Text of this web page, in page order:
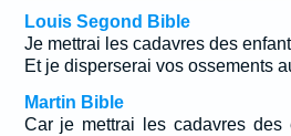
Louis Segond Bible
Je mettrai les cadavres des
Et je disperserai vos ossements
Martin Bible
Car je mettrai les cadavres des